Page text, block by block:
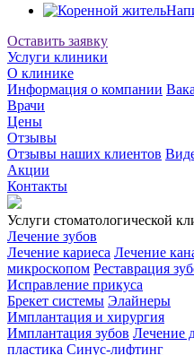
Оставить заявку
Услуги клиники
О клинике
Информация о компании
Врачи
Цены
Отзывы
Отзывы наших клиентов
Акции
Контакты
Услуги стоматологической
Лечение зубов
Лечение кариеса Лечение
микроскопом Реставрация
Исправление прикуса
Брекет системы Элайнеры
Имплантация и хирургия
Имплантация зубов Лечение
пластика Синус-лифтинг